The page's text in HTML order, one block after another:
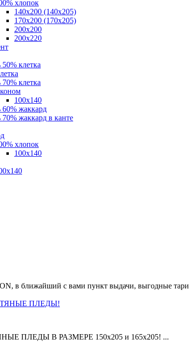
хлопок
140x200 (140х205)
170x200 (170х205)
200х200
200х220
клетка
клетка
100x140
жаккард
жаккард в канте
хлопок
100x140
в ближайший с вами пункт выдачи, выгодные
ПЛЕДЫ!
ПЛЕДЫ В РАЗМЕРЕ 150х205 и 165х205! ...